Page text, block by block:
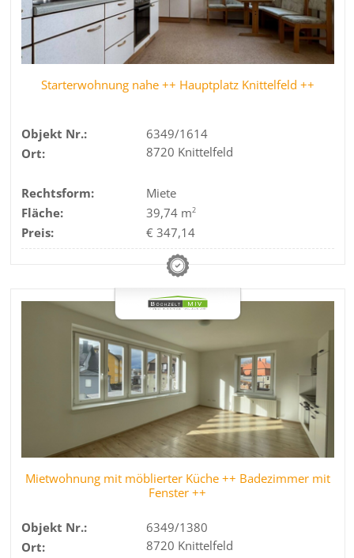
Starterwohnung nahe ++ Hauptplatz Knittelfeld ++
Objekt Nr.:
6349/1614
Ort:
8720 Knittelfeld
Rechtsform:
Miete
Fläche:
39,74 m2
Preis: € 347,14
Mietwohnung mit möblierter Küche ++ Badezimmer mit
Fenster ++
Objekt Nr.:
6349/1380
Ort:
8720 Knittelfeld